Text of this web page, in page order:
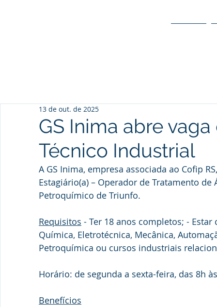
GS Inima abre
Técnico Industrial
13 de out. de 2025
A GS Inima, empresa associada ao Cofip
Estagiário(a) – Operador de Tratamento
Petroquímico de Triunfo.
Requisitos - Ter 18 anos completos; -
Química, Eletrotécnica, Mecânica,
Petroquímica ou cursos industriais
Horário: de segunda a sexta-feira, das 8h
Benefícios